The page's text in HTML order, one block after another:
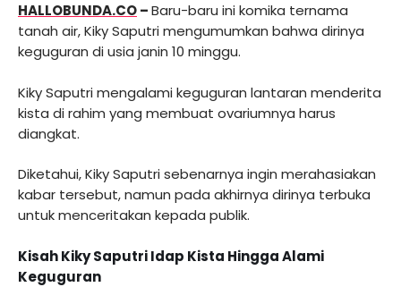
HALLOBUNDA.CO–Baru-baru ini komika ternama
tanah air, Kiky Saputri mengumumkan bahwa dirinya
keguguran di usia janin 10 minggu.
Kiky Saputri mengalami keguguran lantaran menderita
kista di rahim yang membuat ovariumnya harus
diangkat.
Diketahui, Kiky Saputri sebenarnya ingin merahasiakan
kabar tersebut, namun pada akhirnya dirinya terbuka
untuk menceritakan kepada publik.
Kisah Kiky Saputri Idap Kista Hingga Alami
Keguguran